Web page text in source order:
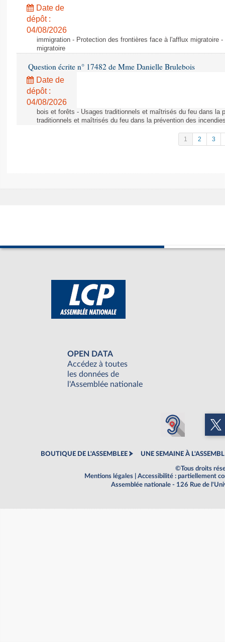
Date de
dépôt :
04/08/2026
immigration - Protection des frontières face à l'afflux migratoire
migratoire
Question écrite n° 17482 de Mme Danielle Brulebois
Date de
dépôt :
04/08/2026
bois et forêts - Usages traditionnels et maîtrisés du feu dans la
traditionnels et maîtrisés du feu dans la prévention des
1 2 3
OPEN DATA
Accédez à toutes
les données de
l'Assemblée nationale
BOUTIQUE DE L'ASSEMBLEE UNE SEMAINE À
©Tous droits
Mentions légales
Accessibilité : partiellement
Assemblée nationale - 126 Rue de